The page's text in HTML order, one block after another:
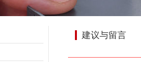
建议与留言